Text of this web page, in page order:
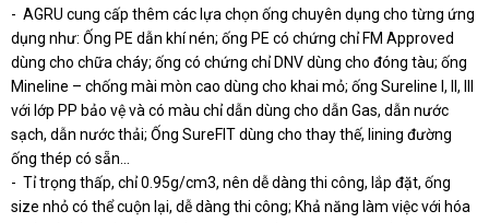
- AGRU cung cấp thêm các lựa chọn ống chuyên dụng cho từng ứng
dụng như: Ống PE dẫn khí nén; ống PE có chứng chỉ FM Approved
dùng cho chữa cháy; ống có chứng chỉ DNV dùng cho đóng tàu; ống
Mineline – chống mài mòn cao dùng cho khai mỏ; ống Sureline I, II, III
với lớp PP bảo vệ và có màu chỉ dẫn dùng cho dẫn Gas, dẫn nước
sạch, dẫn nước thải; Ống SureFIT dùng cho thay thế, lining đường
ống thép có sẵn…
- Tỉ trọng thấp, chỉ 0.95g/cm3, nên dễ dàng thi công, lắp đặt, ống
size nhỏ có thể cuộn lại, dễ dàng thi công; Khả năng làm việc với hóa